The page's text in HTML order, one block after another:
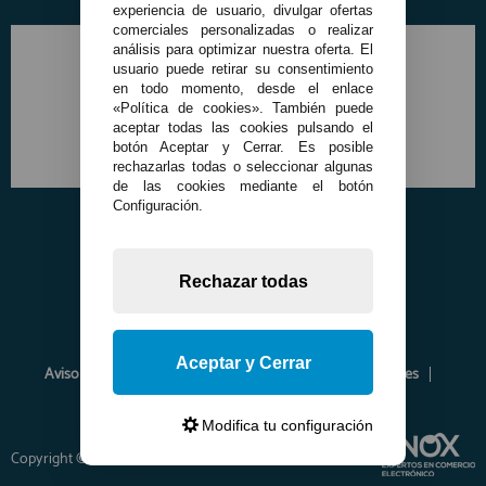
Aviso Legal Política de Privacidad
Política de Cookies
Envíos y Devoluciones
Opiniones
Copyright © 2026 www.francobordo.com
experiencia de usuario, divulgar ofertas
comerciales personalizadas o realizar
análisis para optimizar nuestra oferta. El
usuario puede retirar su consentimiento
en todo momento, desde el enlace
«Política de cookies». También puede
aceptar todas las cookies pulsando el
botón Aceptar y Cerrar. Es posible
rechazarlas todas o seleccionar algunas
de las cookies mediante el botón
Configuración.
Rechazar todas
Aceptar y Cerrar
Modifica tu configuración